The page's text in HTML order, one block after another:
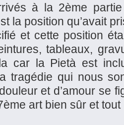
à la 2ème
la position qu’avait
et cette position
tableaux,
car la Pietà est
tragédie qui nous
et d’amour se
art bien sûr et